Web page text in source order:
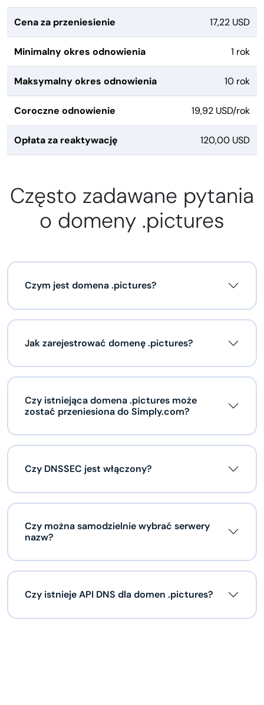
Cena za przeniesienie 17,22 USD
Minimalny okres odnowienia 1 rok
Maksymalny okres odnowienia 10 rok
Coroczne odnowienie 19,92 USD/rok
Opłata za reaktywację 120,00 USD
Często zadawane pytania
o domeny .pictures
Czym jest domena .pictures?
Jak zarejestrować domenę .pictures?
Czy istniejąca domena .pictures może
zostać przeniesiona do Simply.com?
Czy DNSSEC jest włączony?
Czy można samodzielnie wybrać serwery
nazw?
Czy istnieje API DNS dla domen .pictures?